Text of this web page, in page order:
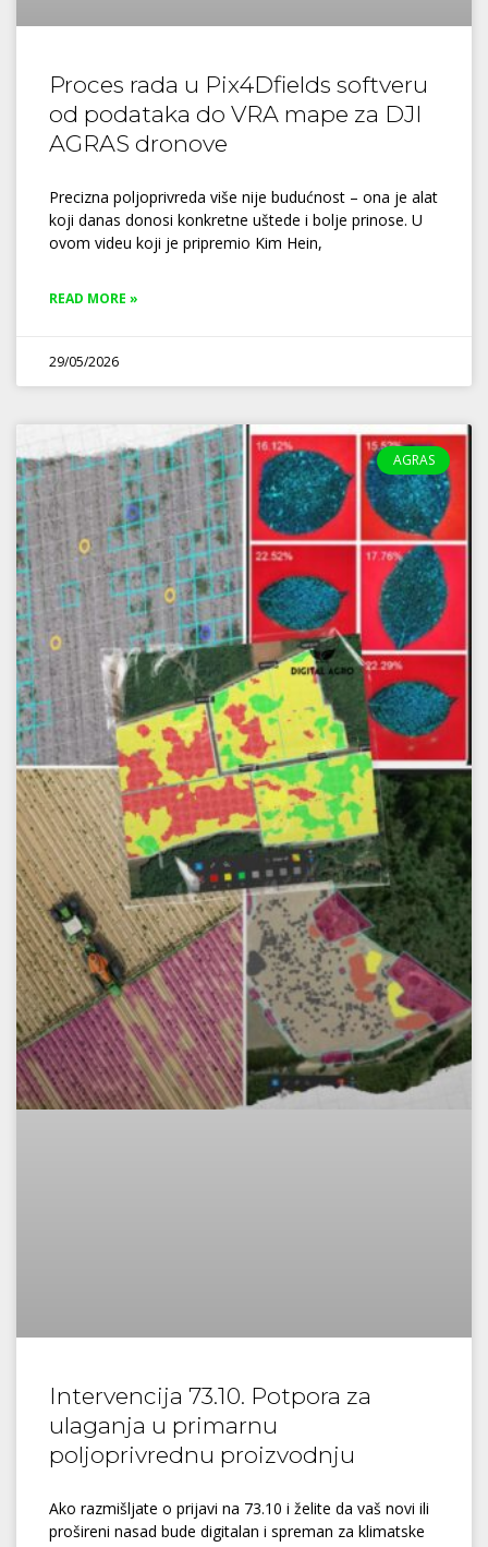
Proces rada u Pix4Dfields softveru
od podataka do VRA mape za DJI
AGRAS dronove
Precizna poljoprivreda više nije budućnost – ona je alat
koji danas donosi konkretne uštede i bolje prinose. U
ovom videu koji je pripremio Kim Hein,
READ MORE »
29/05/2026
AGRAS
Intervencija 73.10. Potpora za
ulaganja u primarnu
poljoprivrednu proizvodnju
Ako razmišljate o prijavi na 73.10 i želite da vaš novi ili
prošireni nasad bude digitalan i spreman za klimatske